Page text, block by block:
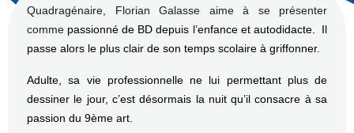
Quadragénaire, Florian Galasse aime à se présenter
comme passionné de BD depuis l’enfance et autodidacte. Il
passe alors le plus clair de son temps scolaire à griffonner.
Adulte, sa vie professionnelle ne lui permettant plus de
dessiner le jour, c’est désormais la nuit qu’il consacre à sa
passion du 9ème art.